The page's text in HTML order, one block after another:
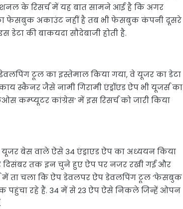
के रिसर्च में यह बात सामने आई है कि अगर
फेसबुक अकाउंट नहीं है तब भी फेसबुक कंपनी दूसरे
की बाकयदा सौदेबाजी होती है.
टूल का इस्तेमाल किया गया, वे यूजर का डेटा
स्कैनर जैसे नामी गिरामी एंड्रॉएड ऐप भी यूजर्स का
कम्प्यूटर कांग्रेस’ में इस रिसर्च को जारी किया
बेस वाले ऐसे 34 एंड्राएड ऐप का अध्ययन किया
तक इन चुने हुए ऐप पर नजर रखी गई और
में ता चला कि ऐप डेवलपर ऐप डेवलपिंग टूल ‘फेसबुक
रहे हैं. 34 में से 23 ऐप ऐसे निकले जिन्हें ओपन